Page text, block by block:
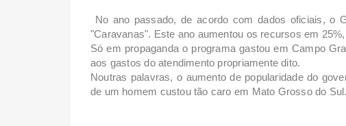
No ano passado, de acordo com dados oficiais, o
"Caravanas". Este ano aumentou os recursos em
Só em propaganda o programa gastou em Campo
aos gastos do atendimento propriamente dito.
Noutras palavras, o aumento de popularidade do
de um homem custou tão caro em Mato Grosso do Sul.